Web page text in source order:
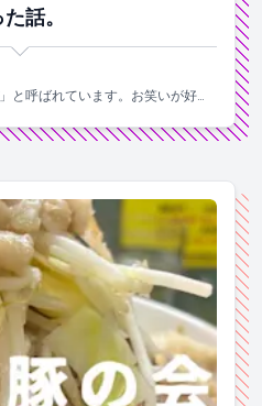
話。
と呼ばれています。お笑いが好